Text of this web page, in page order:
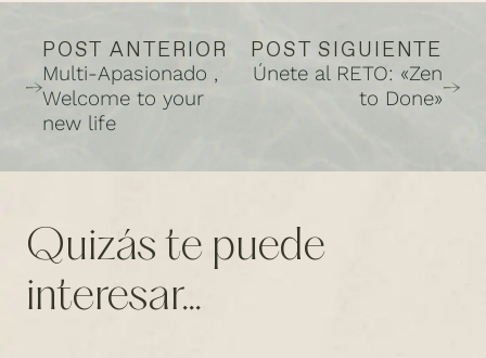
POST ANTERIOR
Multi-Apasionado ,
Welcome to your
new life
POST SIGUIENTE
Únete al RETO: «Zen
to Done»
Quizás te puede
interesar...